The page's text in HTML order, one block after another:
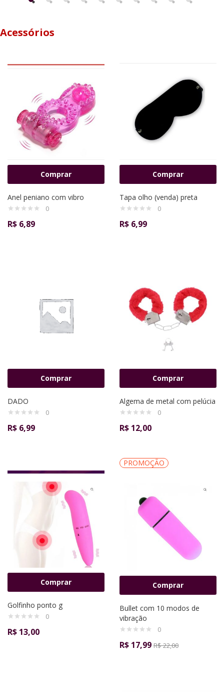
Acessórios
Comprar
Anel peniano com vibro
0
R$ 6,89
Comprar
Tapa olho (venda) preta
0
R$ 6,99
Comprar
DADO
0
R$ 6,99
Comprar
Algema de metal com pelúcia
0
R$ 12,00
Comprar
Golfinho ponto g
0
R$ 13,00
PROMOÇÃO
Comprar
Bullet com 10 modos de
vibração
0
R$ 17,99 R$22,00